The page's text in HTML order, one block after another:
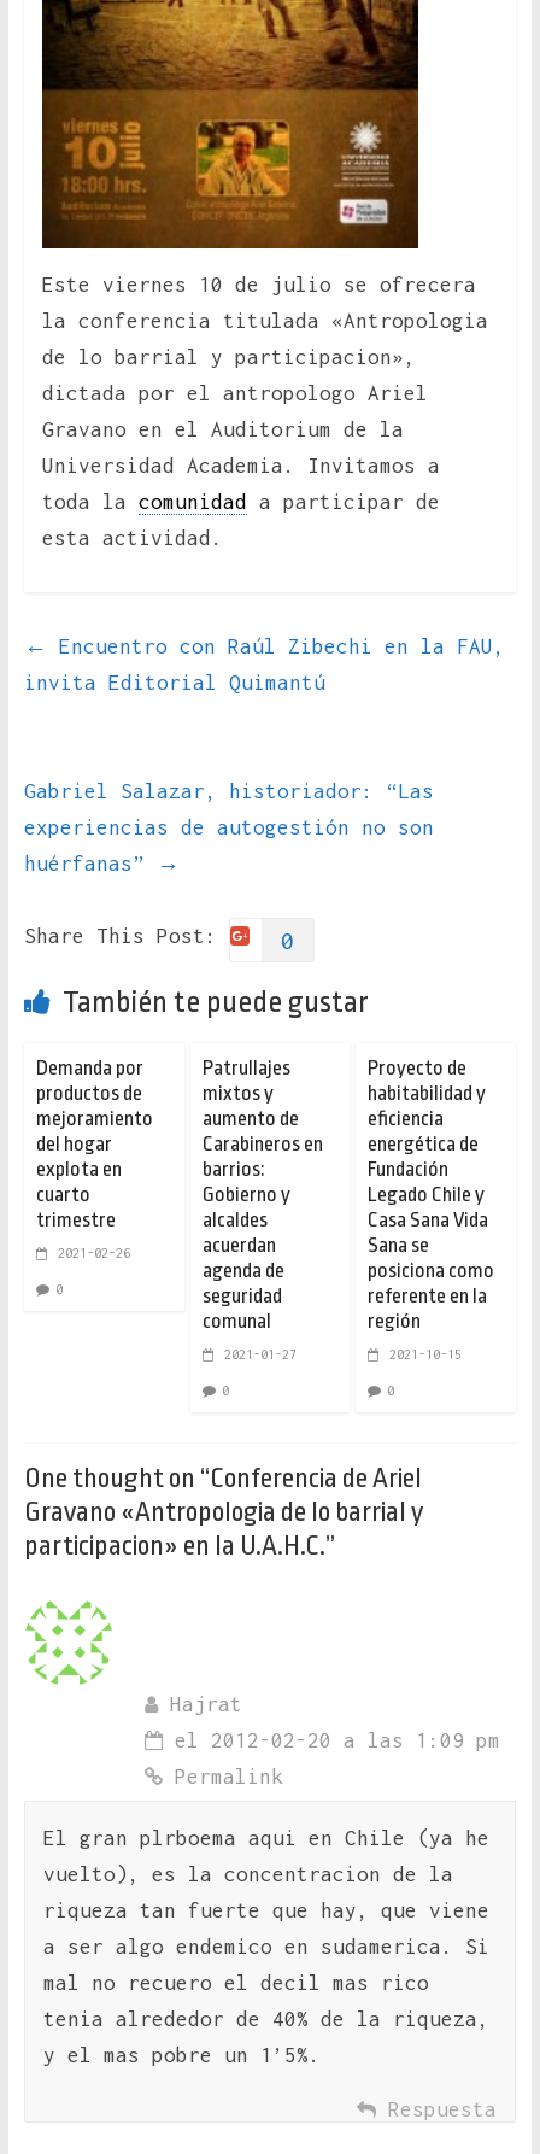
Este viernes 10 de julio se ofrecera
la conferencia titulada «Antropologia
de lo barrial y participacion»,
dictada por el antropologo Ariel
Gravano en el Auditorium de la
Universidad Academia. Invitamos a
toda la comunidad
a participar de
esta actividad.
←
Encuentro con Raúl Zibechi en la FAU,
invita Editorial Quimantú
Gabriel Salazar, historiador: “Las
experiencias de autogestión no son
huérfanas”
→
Share This Post: 0
También te puede gustar
Demanda por
productos de
mejoramiento
del hogar
explota en
cuarto
trimestre
2021-02-26
0
Patrullajes
mixtos y
aumento de
Carabineros en
barrios:
Gobierno y
alcaldes
acuerdan
agenda de
seguridad
comunal
2021-01-27
0
Proyecto de
habitabilidad y
eficiencia
energética de
Fundación
Legado Chile y
Casa Sana Vida
Sana se
posiciona como
referente en la
región
2021-10-15
0
One thought on “Conferencia de Ariel
Gravano «Antropologia de lo barrial y
participacion» en la U.A.H.C.”
Hajrat
el 2012-02-20 a las 1:09 pm
Permalink
El gran plrboema aqui en Chile (ya he
vuelto), es la concentracion de la
riqueza tan fuerte que hay, que viene
a ser algo endemico en sudamerica. Si
mal no recuero el decil mas rico
tenia alrededor de 40% de la riqueza,
y el mas pobre un 1’5%.
Respuesta